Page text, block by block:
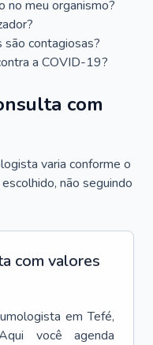
no meu organismo?
são contagiosas?
a COVID-19?
com
varia conforme o
não seguindo
com valores
em Tefé,
você agenda